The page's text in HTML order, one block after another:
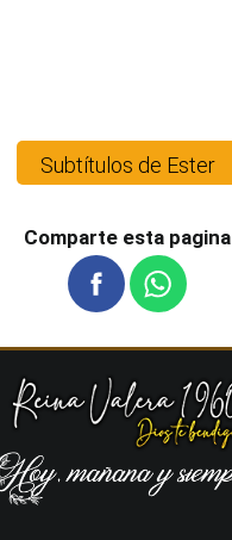
Subtítulos de Ester
Comparte esta pagina